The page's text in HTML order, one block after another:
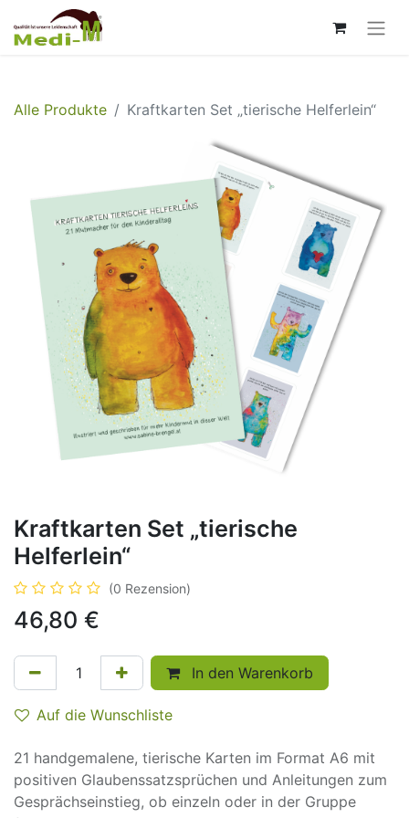
Alle Produkte Kraftkarten Set „tierische Helferlein“
Kraftkarten Set „tierische
Helferlein“
(0 Rezension)
46,80 €
In den Warenkorb
Auf die Wunschliste
21 handgemalene, tierische Karten im Format A6 mit
positiven Glaubenssatzsprüchen und Anleitungen zum
Gesprächseinstieg, ob einzeln oder in der Gruppe